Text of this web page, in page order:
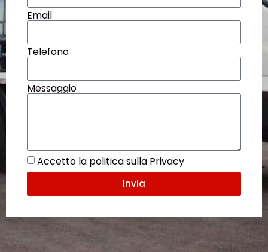
Email
Telefono
Messaggio
Accetto la politica sulla Privacy
Invia